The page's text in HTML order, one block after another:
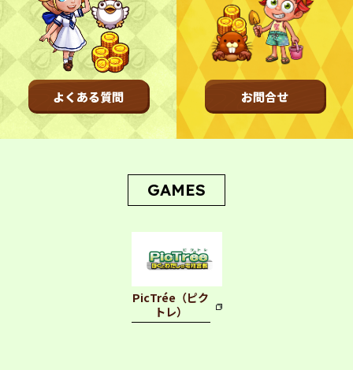
よくある質問 お問合せ
GAMES
PicTrée（ピク
トレ）
NEWS
お知らせ
開催情報 不具合情報
CONTACT
お問い合わせ
利用規約 特定商取引法に基づく表記